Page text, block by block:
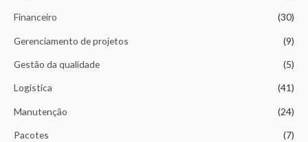
Financeiro (30)
Gerenciamento de projetos (9)
Gestão da qualidade (5)
Logistica (41)
Manutenção (24)
Pacotes (7)